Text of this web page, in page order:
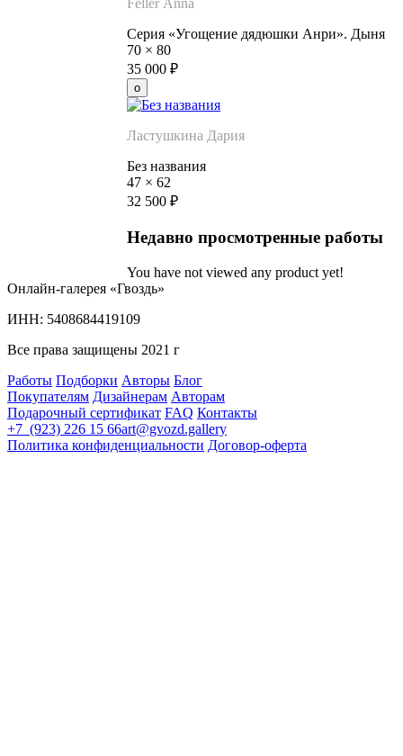
Feller Anna
Серия «Угощение дядюшки Анри». Дыня
70 × 80
35 000 ₽
Ластушкина Дария
Без названия
47 × 62
32 500 ₽
Недавно просмотренные работы
You have not viewed any product yet!
Онлайн-галерея «Гвоздь»
ИНН: 5408684419109
Все права защищены 2021 г
Работы Подборки Авторы Блог
Покупателям Дизайнерам Авторам
Подарочный сертификат FAQ Контакты
+7 (923) 226 15 66art@gvozd.gallery
Политика конфиденциальности Договор-оферта